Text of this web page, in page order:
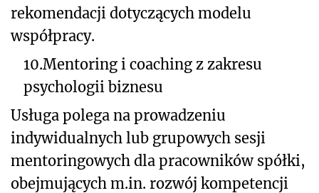
rekomendacji dotyczących modelu
współpracy.
10.Mentoring i coaching z zakresu
psychologii biznesu
Usługa polega na prowadzeniu
indywidualnych lub grupowych sesji
mentoringowych dla pracowników spółki,
obejmujących m.in. rozwój kompetencji